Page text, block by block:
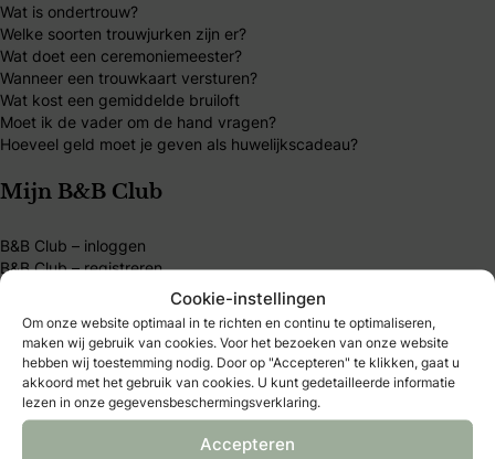
Cookie-instellingen
Om onze website optimaal in te richten en continu te optimaliseren,
maken wij gebruik van cookies. Voor het bezoeken van onze website
hebben wij toestemming nodig. Door op "Accepteren" te klikken, gaat u
akkoord met het gebruik van cookies. U kunt gedetailleerde informatie
lezen in onze gegevensbeschermingsverklaring.
Accepteren
Wat is ondertrouw?
Welke soorten trouwjurken zijn er?
Wat doet een ceremoniemeester?
Wanneer een trouwkaart versturen?
Wat kost een gemiddelde bruiloft
Moet ik de vader om de hand vragen?
Hoeveel geld moet je geven als huwelijkscadeau?
Mijn B&B Club
B&B Club – inloggen
B&B Club – registreren
B&B Club – voorwaarden
Over Bruid & Bruidegom
Al 40 jaar dé plek voor bruidsparen die hun trouwdag
persoonlijk willen maken. Vind inspiratie, tips en